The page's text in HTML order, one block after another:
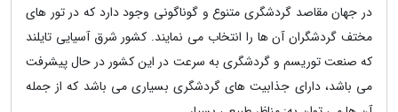
در جهان مقاصد گردشگری متنوع و گوناگونی وجود دارد که در تور های
مختف گردشگران آن ها را انتخاب می نمایند. کشور شرق آسیایی تایلند
که صنعت توریسم و گردشگری به سرعت در این کشور در حال پیشرفت
می باشد، دارای جذابیت های گردشگری بسیاری می باشد که از جمله